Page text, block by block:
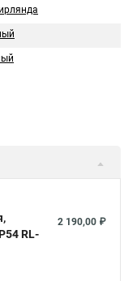
светодиодная нить
RL-
2 190,00 ₽